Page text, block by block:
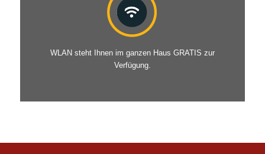
WLAN steht Ihnen im ganzen Haus GRATIS zur
Verfügung.